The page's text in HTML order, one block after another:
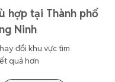
hợp tại Thành phố
Ninh
đổi khu vực tìm
quả hơn